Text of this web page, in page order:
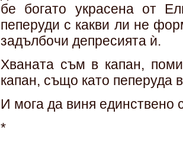
бе богато украсена от
пеперуди с какви ли не
задълбочи депресията ѝ.
Хваната съм в капан,
капан, също като пеперуда
И мога да виня единствено
*